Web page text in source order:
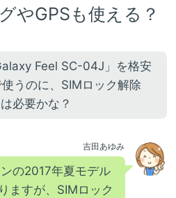
やGPSも使える？
Feel SC-04J」を格安
うのに、SIMロック解除
必要かな？
吉田あゆみ
の2017年夏モデル
ますが、SIMロック